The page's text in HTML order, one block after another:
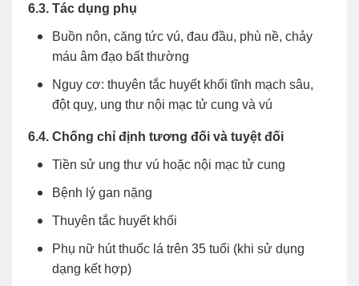
6.3. Tác dụng phụ
Buồn nôn, căng tức vú, đau đầu, phù nề, chảy
máu âm đạo bất thường
Nguy cơ: thuyên tắc huyết khối tĩnh mạch sâu,
đột quỵ, ung thư nội mạc tử cung và vú
6.4. Chống chỉ định tương đối và tuyệt đối
Tiền sử ung thư vú hoặc nội mạc tử cung
Bệnh lý gan nặng
Thuyên tắc huyết khối
Phụ nữ hút thuốc lá trên 35 tuổi (khi sử dụng
dạng kết hợp)